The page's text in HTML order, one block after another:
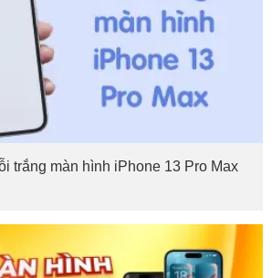
trắng màn hình iPhone 13 Pro Max